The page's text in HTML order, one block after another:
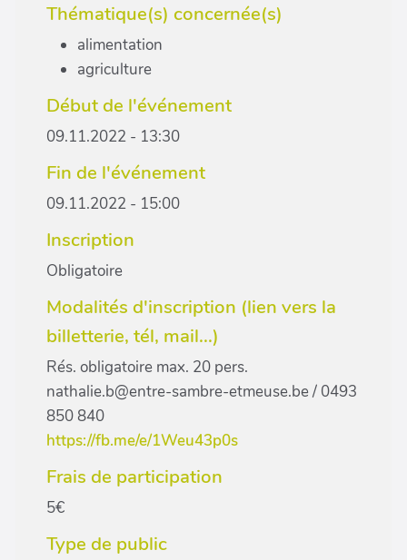
Thématique(s) concernée(s)
alimentation
agriculture
Début de l'événement
09.11.2022 - 13:30
Fin de l'événement
09.11.2022 - 15:00
Inscription
Obligatoire
Modalités d'inscription (lien vers la
billetterie, tél, mail...)
Rés. obligatoire max. 20 pers.
nathalie.b@entre-sambre-etmeuse.be / 0493
850 840
https://fb.me/e/1Weu43p0s
Frais de participation
5€
Type de public